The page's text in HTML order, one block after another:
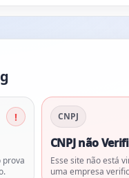
CNPJ
CNPJ não
Esse site não está
uma empresa